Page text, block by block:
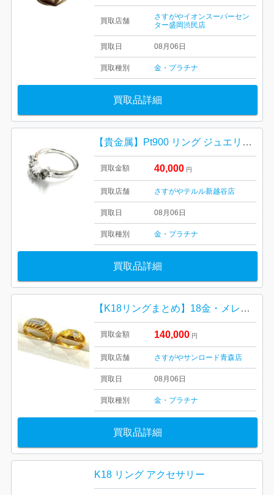
買取店舗
さすがやイオンスーパーセン
ター盛岡渋民店
買取日 08月06日
買取種別 金・プラチナ
買取品詳細
【貴金属】Pt900 リング ジュエリーの買取実績
買取金額 40,000 円
買取店舗 さすがやテルル新越谷店
買取日 08月06日
買取種別 金・プラチナ
買取品詳細
【K18リングまとめ】18金・メレダイヤ・貴金属・アクセサリー・ジュエリー
買取金額 140,000 円
買取店舗 さすがやサンロード青森店
買取日 08月06日
買取種別 金・プラチナ
買取品詳細
K18 リング アクセサリー